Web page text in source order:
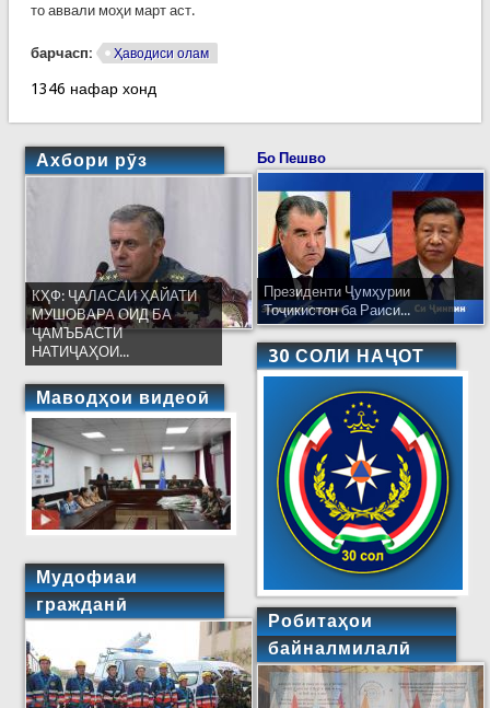
то аввали моҳи март аст.
барчасп: Ҳаводиси олам
1346 нафар хонд
Ахбори рӯз
КҲФ: ҶАЛАСАИ ҲАЙАТИ
МУШОВАРА ОИД БА
ҶАМЪБАСТИ
НАТИҶАҲОИ...
Маводҳои видеоӣ
Мудофиаи
гражданӣ
Бо Пешво
Президенти Ҷумҳурии
Тоҷикистон ба Раиси...
30 СОЛИ НАҶОТ
Робитаҳои
байналмилалӣ